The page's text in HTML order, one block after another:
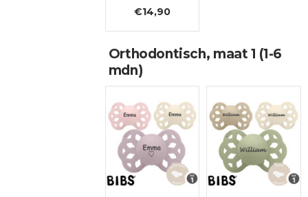
€14,90
Orthodontisch, maat 1 (1-6
mdn)